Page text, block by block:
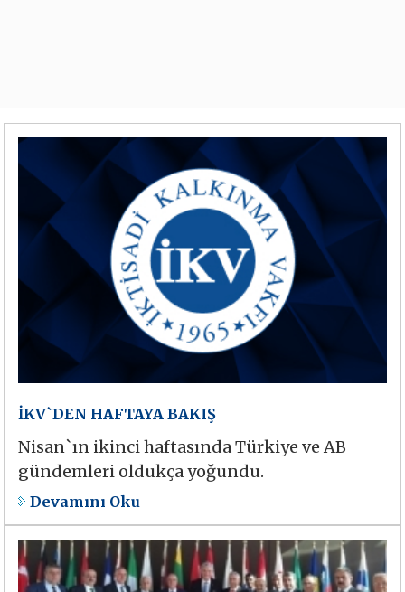
İKV`DEN HAFTAYA BAKIŞ
Nisan`ın ikinci haftasında Türkiye ve AB
gündemleri oldukça yoğundu.
Devamını Oku